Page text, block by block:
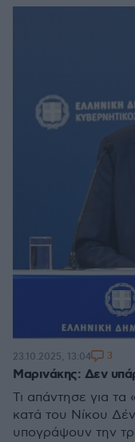
Μαρινάκης: Δεν
Τι απάντησε για τα
κατά του Νίκου
υπογράψουν την
23.10.2025, 13:04 3